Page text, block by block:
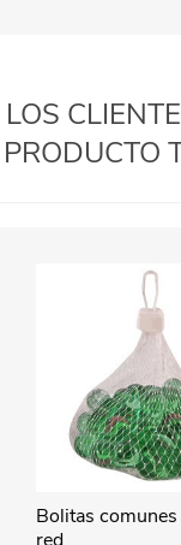
LOS
PRODUCTO
Bolitas